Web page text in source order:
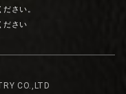
さい。
ださい
CO.,LTD